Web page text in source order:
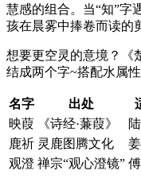
慧感的组合。当“知”字
孩在晨雾中捧卷而读的
想要更空灵的意境？《
结成两个字~搭配水属
名字 出处
映葭
《诗经·蒹葭》
鹿祈 灵鹿图腾文化
观澄 禅宗“观心澄镜”